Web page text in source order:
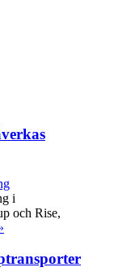
i
och Rise,